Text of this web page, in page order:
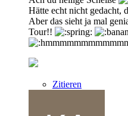
Hätte echt nicht gedacht,
Aber das sieht ja mal
Tour!!
Zitieren